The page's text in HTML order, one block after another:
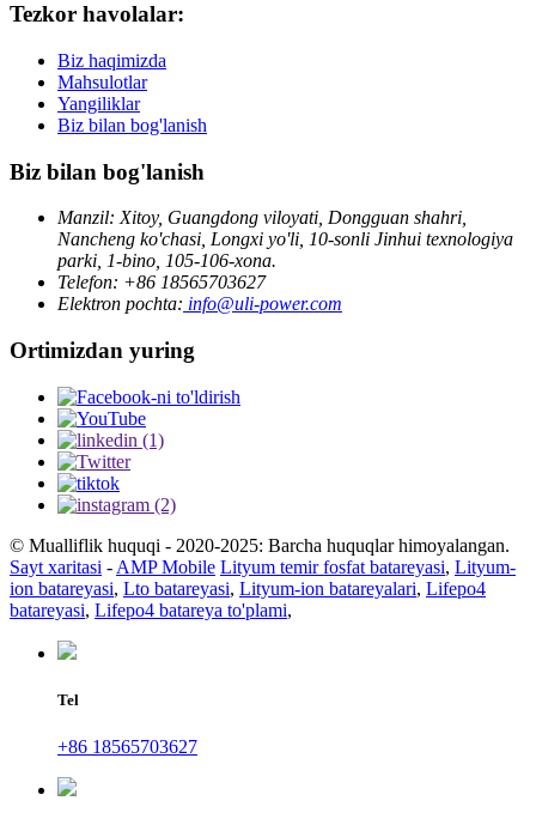
Tezkor havolalar:
Biz haqimizda
Mahsulotlar
Yangiliklar
Biz bilan bog'lanish
Biz bilan bog'lanish
Manzil: Xitoy, Guangdong viloyati, Dongguan shahri,
Nancheng ko'chasi, Longxi yo'li, 10-sonli Jinhui texnologiya
parki, 1-bino, 105-106-xona.
Telefon: +86 18565703627
Elektron pochta: info@uli-power.com
Ortimizdan yuring
© Mualliflik huquqi - 2020-2025: Barcha huquqlar himoyalangan.
Sayt xaritasi - AMP Mobile Lityum temir fosfat batareyasi, Lityum-
ion batareyasi, Lto batareyasi, Lityum-ion batareyalari, Lifepo4
batareyasi, Lifepo4 batareya to'plami,
Tel
+86 18565703627